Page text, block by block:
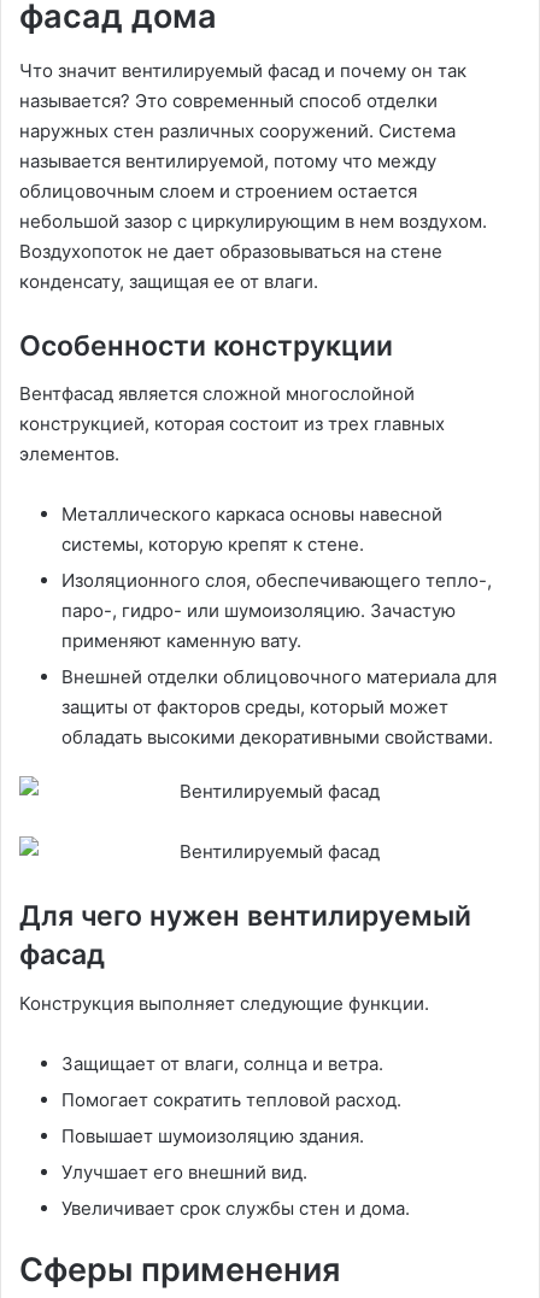
фасад дома
Что значит вентилируемый фасад и почему он так
называется? Это современный способ отделки
наружных стен различных сооружений. Система
называется вентилируемой, потому что между
облицовочным слоем и строением остается
небольшой зазор с циркулирующим в нем воздухом.
Воздухопоток не дает образовываться на стене
конденсату, защищая ее от влаги.
Особенности конструкции
Вентфасад является сложной многослойной
конструкцией, которая состоит из трех главных
элементов.
Металлического каркаса основы навесной
системы, которую крепят к стене.
Изоляционного слоя, обеспечивающего тепло-,
паро-, гидро- или шумоизоляцию. Зачастую
применяют каменную вату.
Внешней отделки облицовочного материала для
защиты от факторов среды, который может
обладать высокими декоративными свойствами.
Для чего нужен вентилируемый
фасад
Конструкция выполняет следующие функции.
Защищает от влаги, солнца и ветра.
Помогает сократить тепловой расход.
Повышает шумоизоляцию здания.
Улучшает его внешний вид.
Увеличивает срок службы стен и дома.
Сферы применения